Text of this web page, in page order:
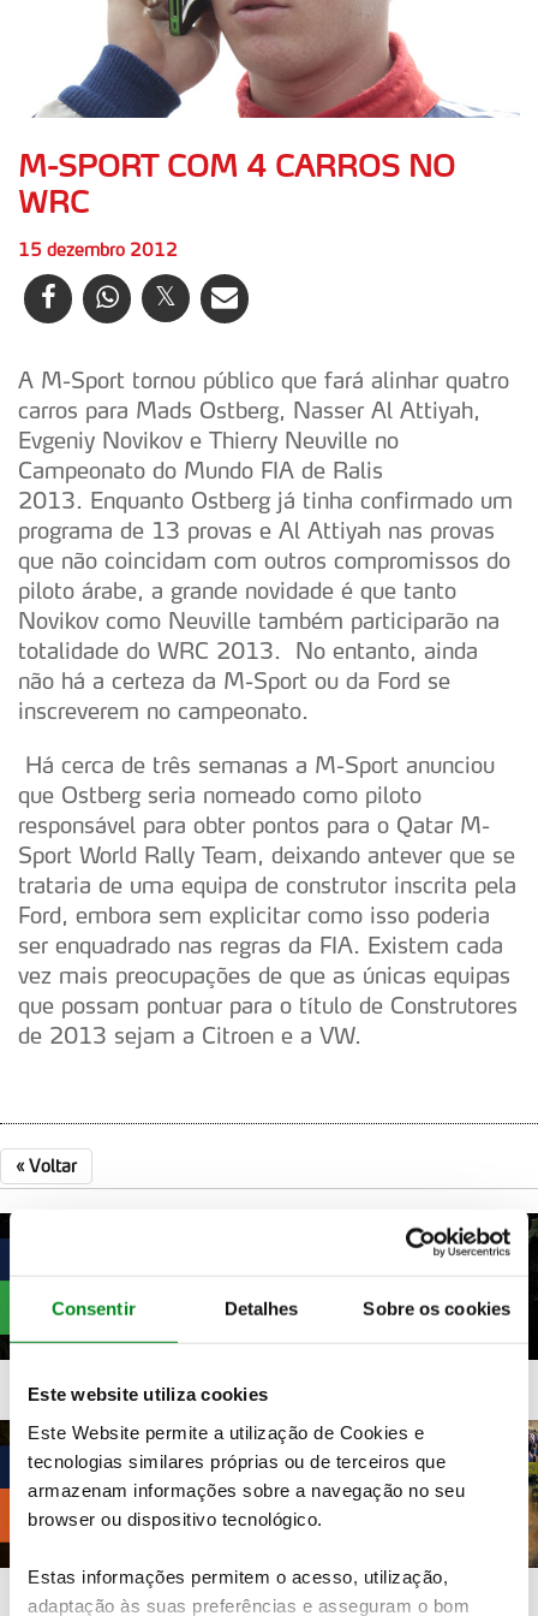
Consentir Detalhes Sobre os cookies
Este website utiliza cookies
Este Website permite a utilização de Cookies e
tecnologias similares próprias ou de terceiros que
armazenam informações sobre a navegação no seu
browser ou dispositivo tecnológico.
Estas informações permitem o acesso, utilização,
adaptação às suas preferências e asseguram o bom
M-SPORT COM 4 CARROS NO
WRC
15 dezembro 2012
A M-Sport tornou público que fará alinhar quatro
carros para Mads Ostberg, Nasser Al Attiyah,
Evgeniy Novikov e Thierry Neuville no
Campeonato do Mundo FIA de Ralis
2013. Enquanto Ostberg já tinha confirmado um
programa de 13 provas e Al Attiyah nas provas
que não coincidam com outros compromissos do
piloto árabe, a grande novidade é que tanto
Novikov como Neuville também participarão na
totalidade do WRC 2013. No entanto, ainda
não há a certeza da M-Sport ou da Ford se
inscreverem no campeonato.
Há cerca de três semanas a M-Sport anunciou
que Ostberg seria nomeado como piloto
responsável para obter pontos para o Qatar M-
Sport World Rally Team, deixando antever que se
trataria de uma equipa de construtor inscrita pela
Ford, embora sem explicitar como isso poderia
ser enquadrado nas regras da FIA. Existem cada
vez mais preocupações de que as únicas equipas
que possam pontuar para o título de Construtores
de 2013 sejam a Citroen e a VW.
« Voltar